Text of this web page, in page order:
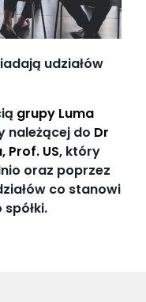
udziałów
grupy Luma
należącej do Dr
Prof. US, który
oraz poprzez
co stanowi